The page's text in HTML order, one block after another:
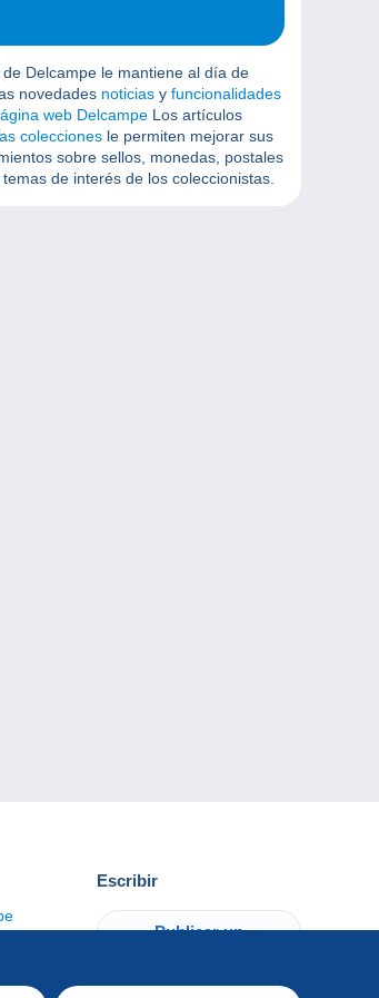
de Delcampe le mantiene al día de
novedades noticias y funcionalidades
web Delcampe Los artículos
colecciones le permiten mejorar sus
sobre sellos, monedas, postales
de interés de los coleccionistas.
Escribir
Publicar un